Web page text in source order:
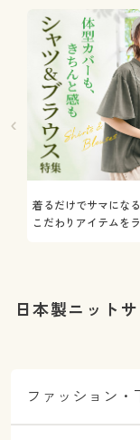
着るだけでサマにな
こだわりアイテムを
日本製ニット
ファッション・